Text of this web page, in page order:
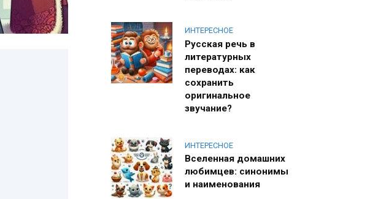
ИНТЕРЕСНОЕ
Русская речь в
литературных
переводах: как
сохранить
оригинальное
звучание?
ИНТЕРЕСНОЕ
Вселенная домашних
любимцев: синонимы
и наименования